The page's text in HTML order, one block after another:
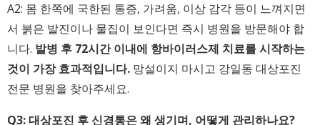
A2: 몸 한쪽에 국한된 통증, 가려움, 이상 감각 등이 느껴지면
서 붉은 발진이나 물집이 보인다면 즉시 병원을 방문해야 합
니다. 발병 후 72시간 이내에 항바이러스제 치료를 시작하는
것이 가장 효과적입니다. 망설이지 마시고 강일동 대상포진
전문 병원을 찾아주세요.
Q3: 대상포진 후 신경통은 왜 생기며, 어떻게 관리하나요?